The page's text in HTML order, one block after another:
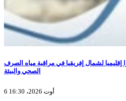
إقليميا لشمال إفريقيا في مراقبة مياه الصرف
الصحي والبيئة
6 أوت 2026، 16:30